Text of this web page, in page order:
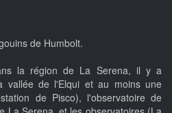
de Humbolt.
la région de La Serena, il y a
vallée de l'Elqui et au moins une
de Pisco), l'observatoire de